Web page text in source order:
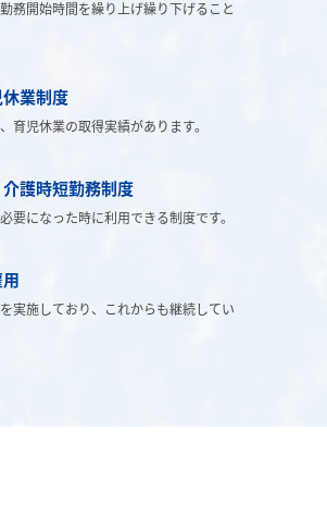
務開始時間を繰り上げ繰り下げること
業制度
育児休業の取得実績があります。
護時短勤務制度
要になった時に利用できる制度です。
実施しており、これからも継続してい